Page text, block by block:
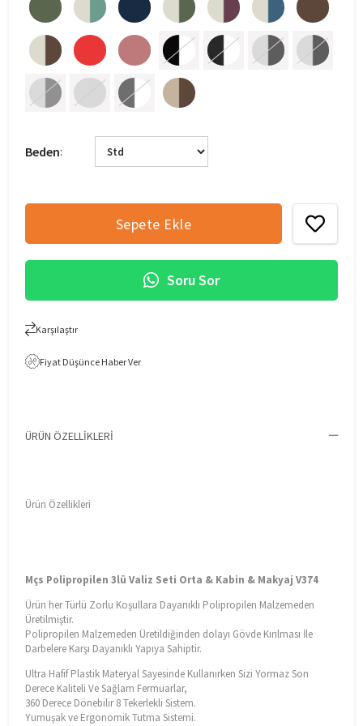
Beden:
Soru Sor
Karşılaştır
Fiyat Düşünce Haber Ver
ÜRÜN ÖZELLIKLERI
Ürün Özellikleri
Mçs Polipropilen 3lü Valiz Seti Orta & Kabin & Makyaj V374
Ürün her Türlü Zorlu Koşullara Dayanıklı Polipropilen Malzemeden
Üretilmiştir.
Polipropilen Malzemeden Üretildiğinden dolayı Gövde Kırılması İle
Darbelere Karşı Dayanıklı Yapıya Sahiptir.
Ultra Hafif Plastik Materyal Sayesinde Kullanırken Sizi Yormaz Son
Derece Kaliteli Ve Sağlam Fermuarlar,
360 Derece Dönebilir 8 Tekerlekli Sistem.
Yumuşak ve Ergonomik Tutma Sistemi.